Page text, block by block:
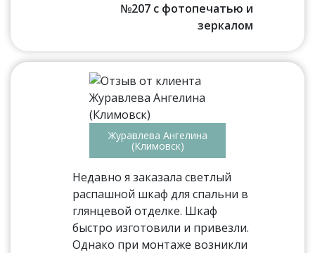
№207 с фотопечатью и
зеркалом
Журавлева Ангелина
(Климовск)
Недавно я заказала светлый
распашной шкаф для спальни в
глянцевой отделке. Шкаф
быстро изготовили и привезли.
Однако при монтаже возникли